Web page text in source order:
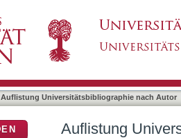
Auflistung Universitätsbibliographie nach Autor
Auflistung